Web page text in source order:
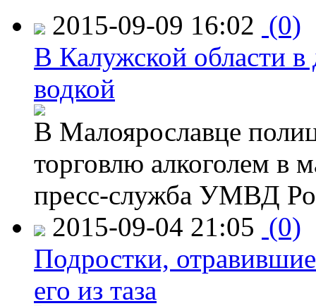
2015-09-09 16:02 (0)
В Калужской области в
водкой
В Малоярославце
торговлю алкоголем в
пресс-служба УМВД
2015-09-04 21:05 (0)
Подростки,
его из таза